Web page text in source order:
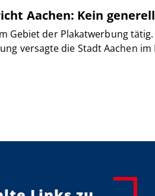
Aachen: Kein
Gebiet der Plakatwerbung
versagte die Stadt Aachen